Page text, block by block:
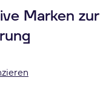
Marken zur